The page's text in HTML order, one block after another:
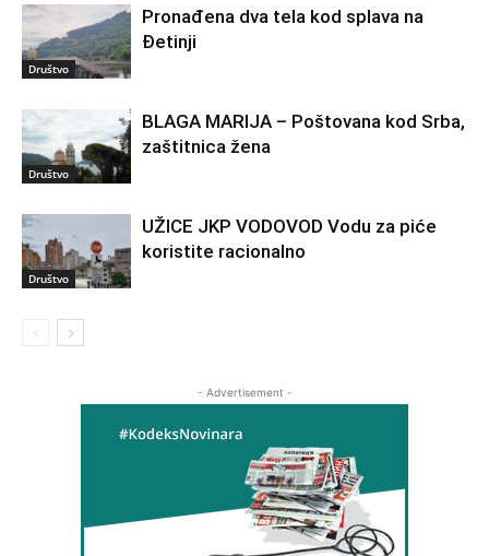
Društvo
Pronađena dva tela kod splava na
Đetinji
Društvo
BLAGA MARIJA – Poštovana kod Srba,
zaštitnica žena
Društvo
UŽICE JKP VODOVOD Vodu za piće
koristite racionalno
- Advertisement -